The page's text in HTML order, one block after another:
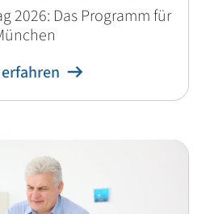
2026: Das Programm für